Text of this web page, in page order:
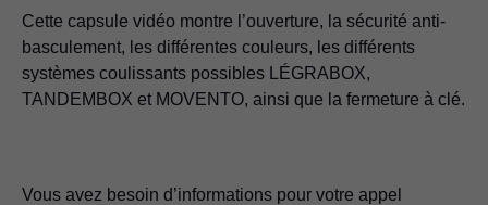
Cette capsule vidéo montre l’ouverture, la sécurité anti-
basculement, les différentes couleurs, les différents
systèmes coulissants possibles LÉGRABOX,
TANDEMBOX et MOVENTO, ainsi que la fermeture à clé.
Vous avez besoin d’informations pour votre appel